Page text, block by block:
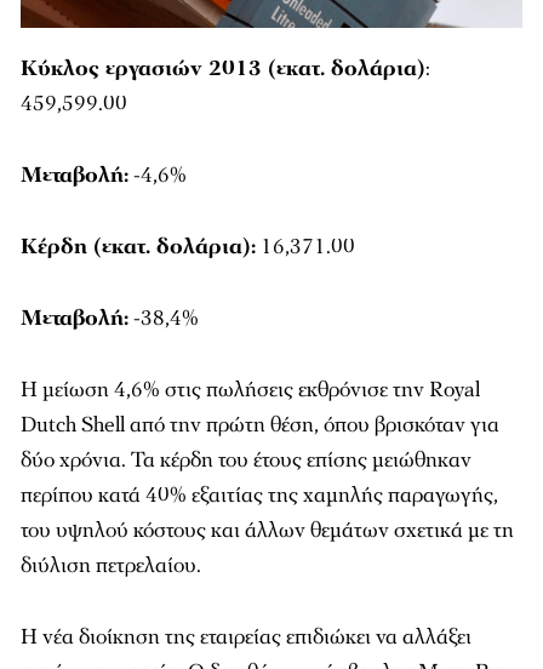
Κύκλος εργασιών 2013 (εκατ. δολάρια):
459,599.00
Μεταβολή:-4,6%
Κέρδη (εκατ. δολάρια): 16,371.00
Μεταβολή:-38,4%
Η μείωση 4,6% στις πωλήσεις εκθρόνισε την Royal
Dutch Shell από την πρώτη θέση, όπου βρισκόταν για
δύο χρόνια. Τα κέρδη του έτους επίσης μειώθηκαν
περίπου κατά 40% εξαιτίας της χαμηλής παραγωγής,
του υψηλού κόστους και άλλων θεμάτων σχετικά με τη
διύλιση πετρελαίου.
Η νέα διοίκηση της εταιρείας επιδιώκει να αλλάξει